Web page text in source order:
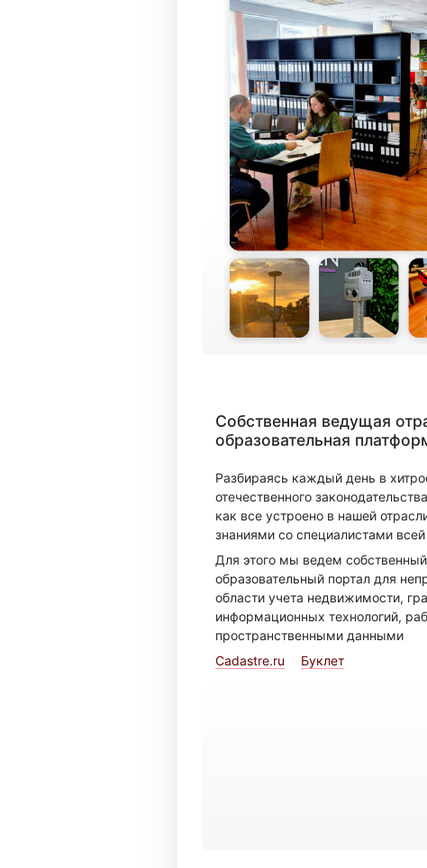
Собственная ведущая
образовательная
Разбираясь каждый день в
отечественного
как все устроено в нашей
знаниями со специалистами
Для этого мы ведем
образовательный портал для
области учета недвижимости,
информационных технологий,
пространственными данными
Cadastre.ru
Буклет